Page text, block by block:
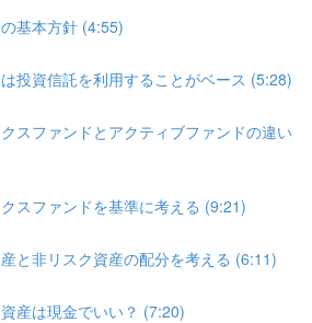
基本方針 (4:55)
投資信託を利用することがベース (5:28)
スファンドとアクティブファンドの違い
スファンドを基準に考える (9:21)
と非リスク資産の配分を考える (6:11)
産は現金でいい？ (7:20)